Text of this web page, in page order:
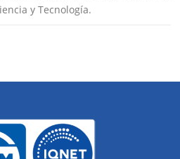
y Tecnología.